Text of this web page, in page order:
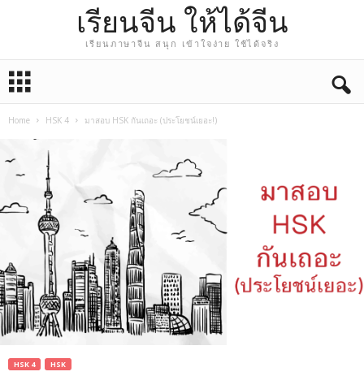
เรียนจีน ให้ได้จีน
เรียนภาษาจีน สนุก เข้าใจง่าย ใช้ได้จริง
Home HSK 4 มาสอบ HSK กันเถอะ (ประโยชน์เยอะ!)
HSK 4 HSK